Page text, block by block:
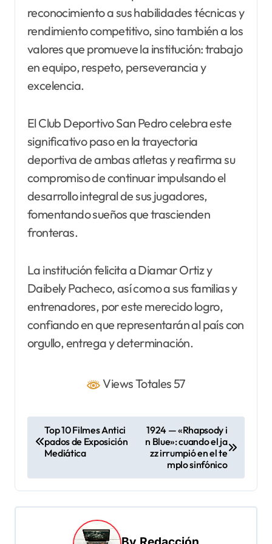
reconocimiento a sus habilidades técnicas y
rendimiento competitivo, sino también a los
valores que promueve la institución: trabajo
en equipo, respeto, perseverancia y
excelencia.
El Club Deportivo San Pedro celebra este
significativo paso en la trayectoria
deportiva de ambas atletas y reafirma su
compromiso de continuar impulsando el
desarrollo integral de sus jugadores,
fomentando sueños que trascienden
fronteras.
La institución felicita a Diamar Ortiz y
Daibely Pacheco, así como a sus familias y
entrenadores, por este merecido logro,
confiando en que representarán al país con
orgullo, entrega y determinación.
Views Totales 57
e
g
Top 10 Filmes Antici
pados de Exposición
Mediática
1924 — «Rhapsody i
n Blue»: cuando el ja
zz irrumpió en el te
mplo sinfónico